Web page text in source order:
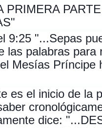
PRIMERA PARTE
9:25 "...Sepas
las palabras para
Mesías Príncipe
es el inicio de la
dice: